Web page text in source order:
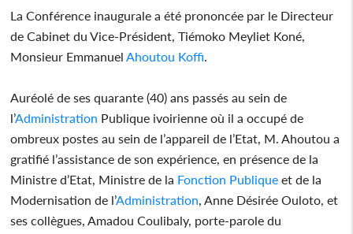
La Conférence inaugurale a été prononcée par le Directeur
de Cabinet du Vice-Président, Tiémoko Meyliet Koné,
Monsieur EmmanuelAhoutou Koffi.
Auréolé de ses quarante (40) ans passés au sein de
l’Administration Publique ivoirienne où il a occupé de
ombreux postes au sein de l’appareil de l’Etat, M. Ahoutou a
gratifié l’assistance de son expérience, en présence de la
Ministre d’Etat, Ministre de la Fonction Publique et de la
Modernisation de l’Administration, Anne Désirée Ouloto, et
ses collègues, Amadou Coulibaly, porte-parole du